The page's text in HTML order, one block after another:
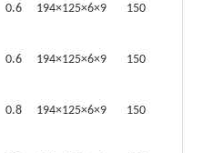
0.6 194×125×6×9 150
0.6 194×125×6×9 150
0.8 194×125×6×9 150